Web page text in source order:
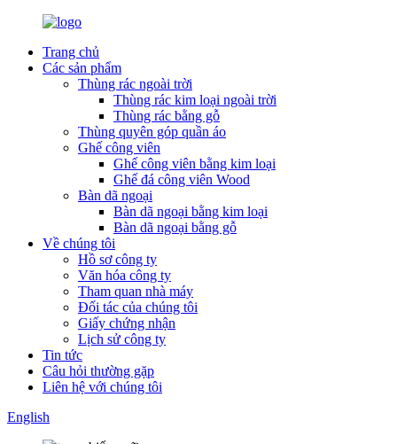
Trang chủ
Các sản phẩm
Thùng rác ngoài trời
Thùng rác kim loại ngoài trời
Thùng rác bằng gỗ
Thùng quyên góp quần áo
Ghế công viên
Ghế công viên bằng kim loại
Ghế đá công viên Wood
Bàn dã ngoại
Bàn dã ngoại bằng kim loại
Bàn dã ngoại bằng gỗ
Về chúng tôi
Hồ sơ công ty
Văn hóa công ty
Tham quan nhà máy
Đối tác của chúng tôi
Giấy chứng nhận
Lịch sử công ty
Tin tức
Câu hỏi thường gặp
Liên hệ với chúng tôi
English